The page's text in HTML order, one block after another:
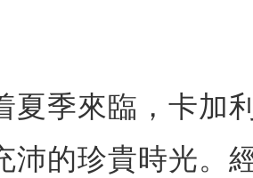
夏季來臨，卡加
沛的珍貴時光。